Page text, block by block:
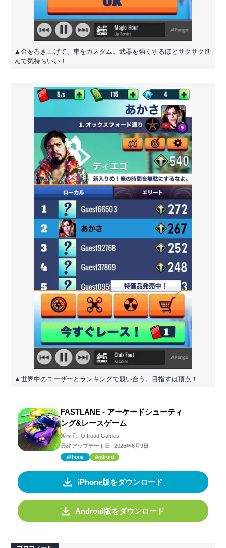
▲金を巻き上げて、車をカスタム。武器を強くするほどサクサク進
んで気持ちいい！
▲世界中のユーザーとランキングで競い合う。目指すは頂点！
FASTLANE - アーケードシューティ
ング&レースゲーム
販売元: Offroad Games
最終アップデート日: 2026年6月9日
iPhone Android
iPhone版をダウンロード
Android版をダウンロード